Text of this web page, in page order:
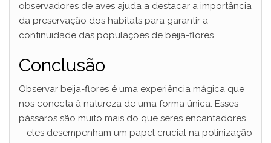
observadores de aves ajuda a destacar a importância
da preservação dos habitats para garantir a
continuidade das populações de beija-flores.
Conclusão
Observar beija-flores é uma experiência mágica que
nos conecta à natureza de uma forma única. Esses
pássaros são muito mais do que seres encantadores
– eles desempenham um papel crucial na polinização